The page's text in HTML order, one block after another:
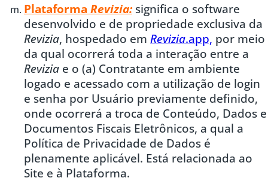
Plataforma Revizia:significa o software
desenvolvido e de propriedade exclusiva da
Revizia, hospedado em Revizia.app, por meio
da qual ocorrerá toda a interação entre a
Revizia e o (a) Contratante em ambiente
logado e acessado com a utilização de login
e senha por Usuário previamente definido,
onde ocorrerá a troca de Conteúdo, Dados e
Documentos Fiscais Eletrônicos, a qual a
Política de Privacidade de Dados é
plenamente aplicável. Está relacionada ao
Site e à Plataforma.